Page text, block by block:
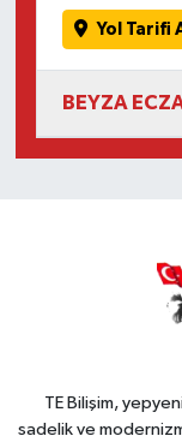
Yol Tarifi
BEYZA
TE Bilişim,
sadelik ve